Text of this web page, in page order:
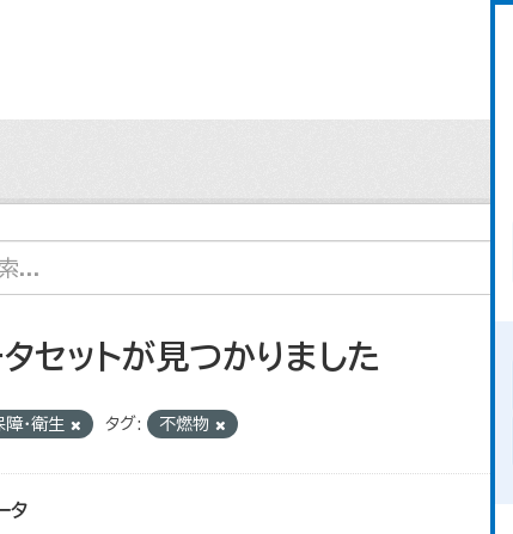
セットが見つかりました
・衛生 タグ: 不燃物
タ